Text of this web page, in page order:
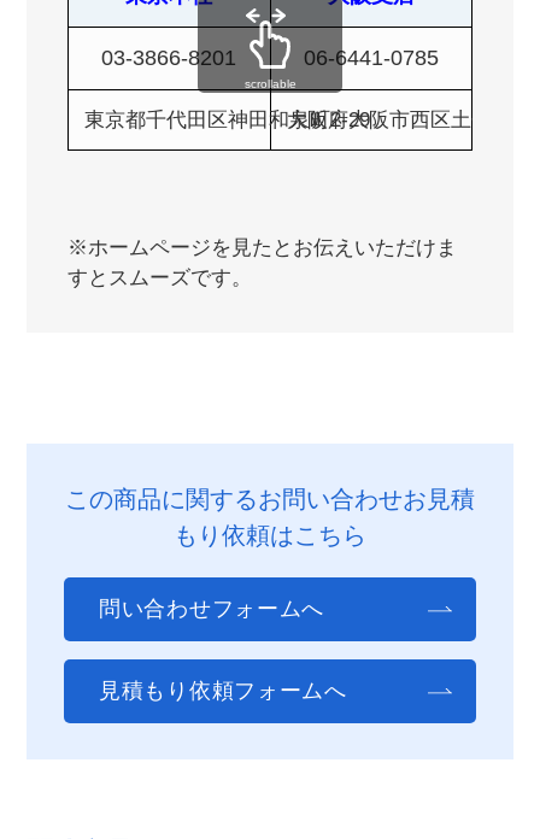
03-3866-8201 06-6441-0785
東京都千代田区神田和泉町2-29大阪府大阪市西区土佐堀
scrollable
※ホームページを見たとお伝えいただけま
すとスムーズです。
この商品に関するお問い合わせお見積
もり依頼はこちら
問い合わせフォームへ
見積もり依頼フォームへ